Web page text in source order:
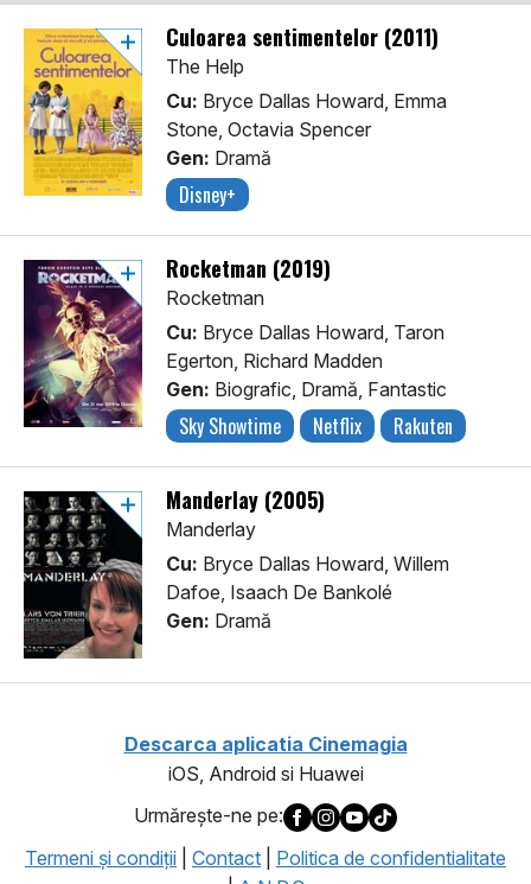
Culoarea sentimentelor (2011)
The Help
Cu: Bryce Dallas Howard, Emma
Stone, Octavia Spencer
Gen: Dramă
Disney+
Rocketman (2019)
Rocketman
Cu: Bryce Dallas Howard, Taron
Egerton, Richard Madden
Gen: Biografic, Dramă, Fantastic
Sky Showtime Netflix Rakuten
Manderlay (2005)
Manderlay
Cu: Bryce Dallas Howard, Willem
Dafoe, Isaach De Bankolé
Gen: Dramă
Descarca aplicatia Cinemagia
iOS, Android si Huawei
Urmăreşte-ne pe:
Termeni şi condiţii
Contact
Politica de confidentialitate